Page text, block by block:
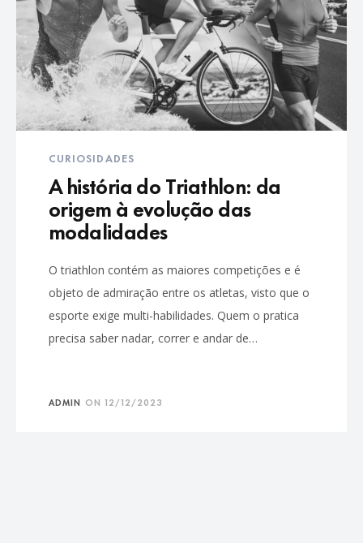
CURIOSIDADES
A história do Triathlon: da
origem à evolução das
modalidades
O triathlon contém as maiores competições e é
objeto de admiração entre os atletas, visto que o
esporte exige multi-habilidades. Quem o pratica
precisa saber nadar, correr e andar de…
ADMIN ON 12/12/2023